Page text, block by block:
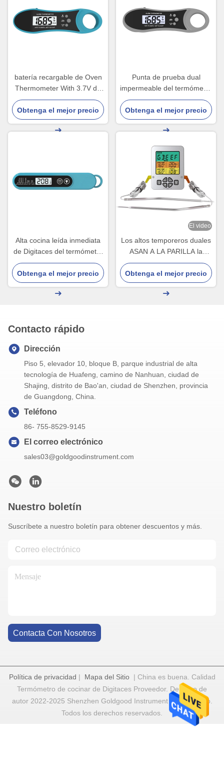
batería recargable de Oven
Thermometer With 3.7V de
la BARBACOA de Digitaces
de la punta de prueba de
120m m
Obtenga el mejor precio
Punta de prueba dual
impermeable del termómetro
de carne de la BARBACOA
IP67 para la comida de la
cocina
Obtenga el mejor precio
Alta cocina leída inmediata
de Digitaces del termómetro
de la comida de Accurancy
2-4s
Obtenga el mejor precio
El video
Los altos temporeros duales
ASAN A LA PARILLA la
punta de prueba multi 304
LCD de acero inoxidable del
termómetro de carne
Obtenga el mejor precio
Contacto rápido
Dirección
Piso 5, elevador 10, bloque B, parque industrial de alta
tecnología de Huafeng, camino de Nanhuan, ciudad de
Shajing, distrito de Bao'an, ciudad de Shenzhen, provincia
de Guangdong, China.
Teléfono
86- 755-8529-9145
El correo electrónico
sales03@goldgoodinstrument.com
Nuestro boletín
Suscríbete a nuestro boletín para obtener descuentos y más.
Contacta Con Nosotros
Política de privacidad | Mapa del Sitio| China es buena. Calidad
Termómetro de cocinar de Digitaces Proveedor. Derecho de
autor 2022-2025 Shenzhen Goldgood Instrument Limited Todo.
Todos los derechos reservados.